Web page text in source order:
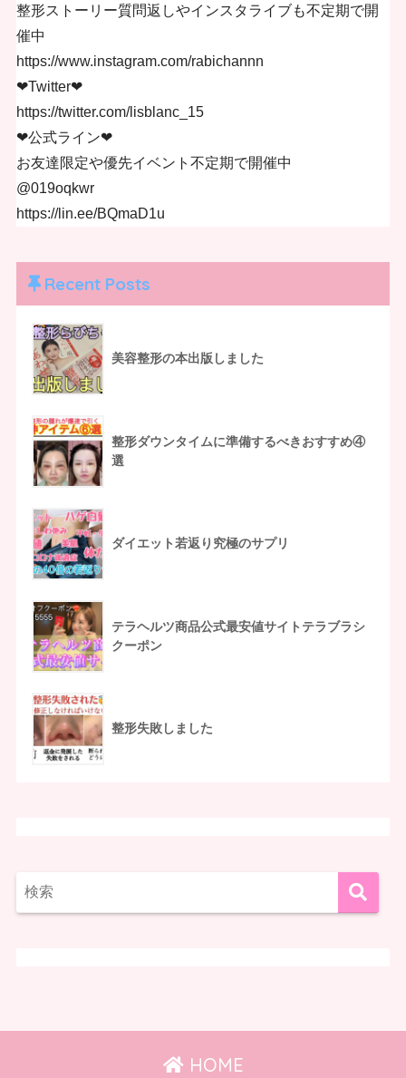
整形ストーリー質問返しやインスタライブも不定期で開
催中
https://www.instagram.com/rabichannn
❤︎Twitter❤︎
https://twitter.com/lisblanc_15
❤︎公式ライン❤︎
お友達限定や優先イベント不定期で開催中
@019oqkwr
https://lin.ee/BQmaD1u
Recent Posts
美容整形の本出版しました
整形ダウンタイムに準備するべきおすすめ④
選
ダイエット若返り究極のサプリ
テラヘルツ商品公式最安値サイトテラブラシ
クーポン
整形失敗しました
HOME